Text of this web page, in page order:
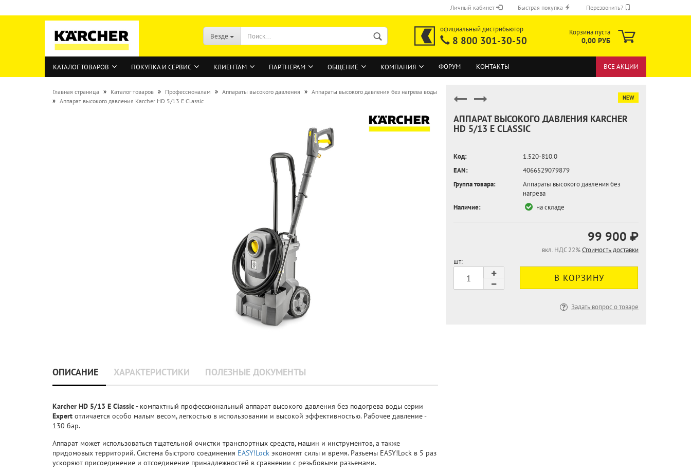
Личный кабинет
ВОЙТИ
Регистрация на сайте
Быстрая покупка Перезвонить?
ОТПРАВИТЬ
Везде
официальный дистрибьютор
8 800 301-30-50
Корзина пуста
0,00 РУБ
КАТАЛОГ ТОВАРОВ ПОКУПКА И СЕРВИС КЛИЕНТАМ ПАРТНЕРАМ ОБЩЕНИЕ КОМПАНИЯ ФОРУМ КОНТАКТЫ ВСЕ АКЦИИ
Главная страница » Каталог товаров » Профессионалам » Аппараты высокого давления » Аппараты высокого давления без нагрева воды
» Аппарат высокого давления Karcher HD 5/13 E Classic NEW
АППАРАТ ВЫСОКОГО ДАВЛЕНИЯ KARCHER
HD 5/13 E CLASSIC
Код:
1.520-810.0
EAN:
4066529079879
Группа товара:
Аппараты высокого давления без
нагрева
Наличие:
на складе
99 900 ₽
вкл. НДС 22%Стоимость доставки
шт:
Задать вопрос о товаре
ОПИСАНИЕ ХАРАКТЕРИСТИКИ ПОЛЕЗНЫЕ ДОКУМЕНТЫ
Karcher HD 5/13 E Classic- компактный профессиональный аппарат высокого давления без подогрева воды серии
Expert отличается особо малым весом, легкостью в использовании и высокой эффективностью. Рабочее давление -
130 бар.
Аппарат может использоваться тщательной очистки транспортных средств, машин и инструментов, а также
придомовых территорий. Система быстрого соединения EASY!Lock экономят силы и время. Разъемы EASY!Lock в 5 раз
ускоряют присоединение и отсоединение принадлежностей в сравнении с резьбовыми разъемами.